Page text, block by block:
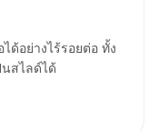
ด้อย่างไร้รอยต่อ ทั้ง
นสไลด์ได้